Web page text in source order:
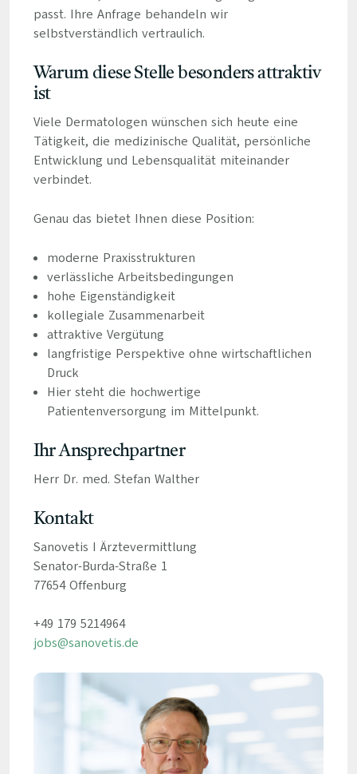
passt. Ihre Anfrage behandeln wir
selbstverständlich vertraulich.
Warum diese Stelle besonders attraktiv
ist
Viele Dermatologen wünschen sich heute eine
Tätigkeit, die medizinische Qualität, persönliche
Entwicklung und Lebensqualität miteinander
verbindet.
Genau das bietet Ihnen diese Position:
moderne Praxisstrukturen
verlässliche Arbeitsbedingungen
hohe Eigenständigkeit
kollegiale Zusammenarbeit
attraktive Vergütung
langfristige Perspektive ohne wirtschaftlichen
Druck
Hier steht die hochwertige
Patientenversorgung im Mittelpunkt.
Ihr Ansprechpartner
Herr Dr. med. Stefan Walther
Kontakt
Sanovetis I Ärztevermittlung
Senator-Burda-Straße 1
77654 Offenburg
+49 179 5214964
jobs@sanovetis.de